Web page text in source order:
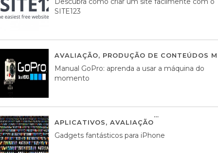
SITE123
AVALIAÇÃO, PRODUÇÃO DE CONTEÚDOS
Manual GoPro: aprenda a usar a máquina do
momento
APLICATIVOS, AVALIAÇÃO
Gadgets fantásticos para iPhone